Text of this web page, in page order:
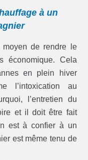
à un
de rendre le
économique. Cela
en plein hiver
l’intoxication au
l’entretien du
et il doit être fait
est à confier à un
est même tenu de